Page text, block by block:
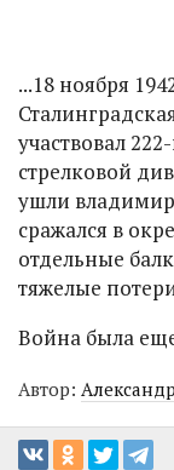
...18 ноября
участвовал
стрелковой
ушли
сражался в
отдельные
тяжелые
Война была
Автор: